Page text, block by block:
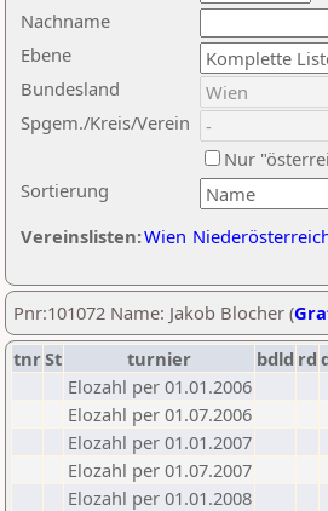
Nachname
Ebene
Sortierung
Bundesland
Spgem./Kreis/Verein
Nur
Vereinslisten:Wien
Pnr:101072 Name: Jakob Blocher (
tnrSt turnier bdld rd
Elozahl per 01.01.2006
Elozahl per 01.07.2006
Elozahl per 01.01.2007
Elozahl per 01.07.2007
Elozahl per 01.01.2008